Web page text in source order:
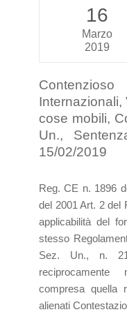
16
Marzo
2019
Internazionali,
cose mobili,
Un.,
15/02/2019
Reg. CE n. 1896
del 2001 Art. 2 del
applicabilità del
stesso
Sez. Un., n.
compresa quella
alienati